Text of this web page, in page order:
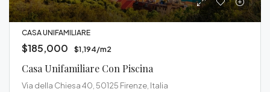
CASA UNIFAMILIARE
$185,000 $1,194/m2
Casa Unifamiliare Con Piscina
Via della Chiesa 40, 50125 Firenze, Italia